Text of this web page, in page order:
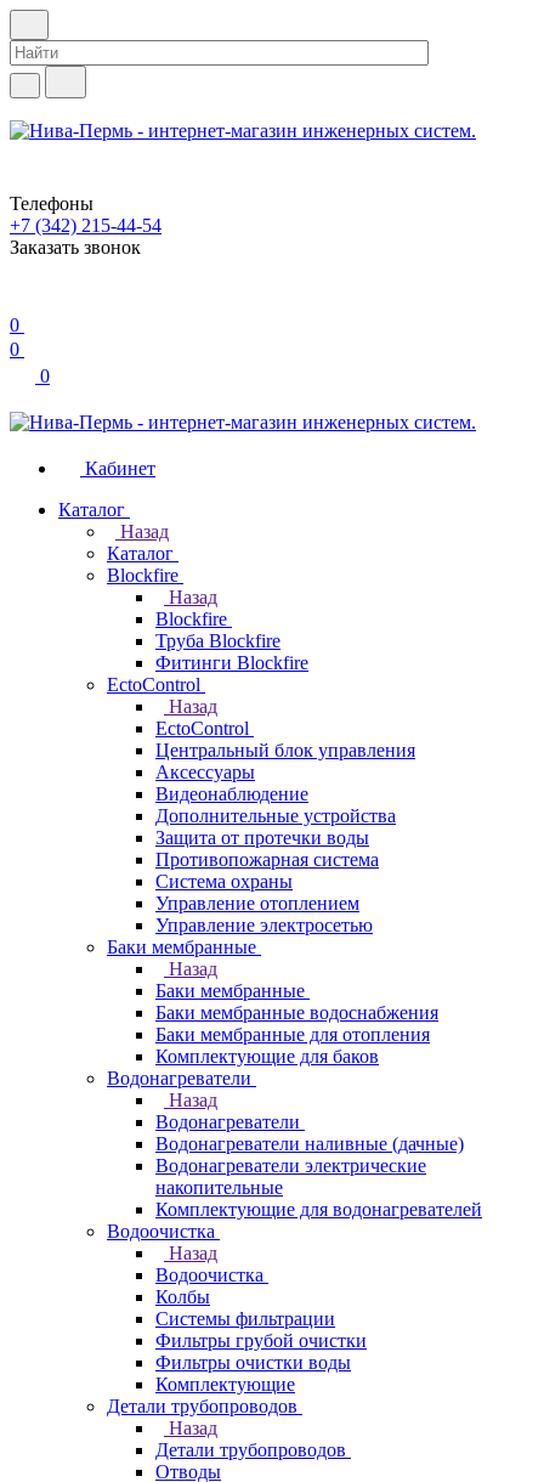
Телефоны
+7 (342) 215-44-54
Заказать звонок
0
0
0
Кабинет
Каталог
Назад
Каталог
Blockfire
Назад
Blockfire
Труба Blockfire
Фитинги Blockfire
EctoControl
Назад
EctoControl
Центральный блок управления
Аксессуары
Видеонаблюдение
Дополнительные устройства
Защита от протечки воды
Противопожарная система
Система охраны
Управление отоплением
Управление электросетью
Баки мембранные
Назад
Баки мембранные
Баки мембранные водоснабжения
Баки мембранные для отопления
Комплектующие для баков
Водонагреватели
Назад
Водонагреватели
Водонагреватели наливные (дачные)
Водонагреватели электрические
накопительные
Комплектующие для водонагревателей
Водоочистка
Назад
Водоочистка
Колбы
Системы фильтрации
Фильтры грубой очистки
Фильтры очистки воды
Комплектующие
Детали трубопроводов
Назад
Детали трубопроводов
Отводы